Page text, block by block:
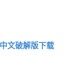
文破解版下载